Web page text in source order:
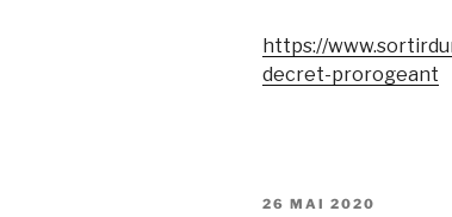
https://
decret-prorogeant
PUBLIÉ
26 MAI 2020